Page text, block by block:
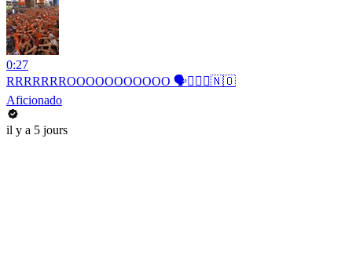
0:27
RRRRRRROOOOOOOOOOO 🗣️🚣🏻‍♂️🇳🇴
Aficionado
il y a 5 jours